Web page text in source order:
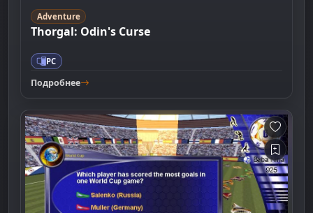
Adventure
Thorgal: Odin's Curse
PC
Подробнее